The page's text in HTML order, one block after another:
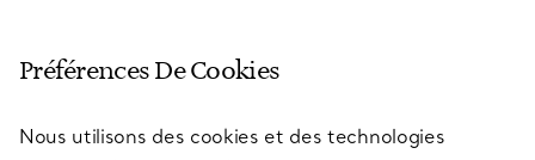
SERVICES
Préférences De Cookies
Nous utilisons des cookies et des technologies